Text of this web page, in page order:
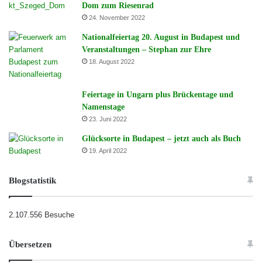
Dom zum Riesenrad
24. November 2022
Nationalfeiertag 20. August in Budapest und
Veranstaltungen – Stephan zur Ehre
18. August 2022
Feiertage in Ungarn plus Brückentage und
Namenstage
23. Juni 2022
Glücksorte in Budapest – jetzt auch als Buch
19. April 2022
Blogstatistik
2.107.556 Besuche
Übersetzen